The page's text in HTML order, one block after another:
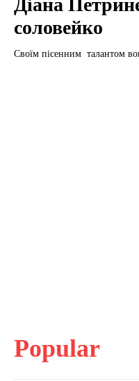
соловейко
Своїм пісенним талантом
Popular